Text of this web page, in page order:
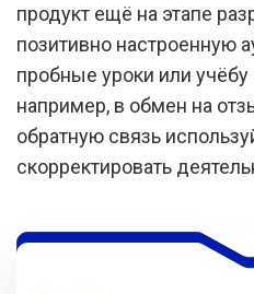
продукт ещё на этапе
позитивно настроенную
пробные уроки или учёбу
например, в обмен на
обратную связь
скорректировать